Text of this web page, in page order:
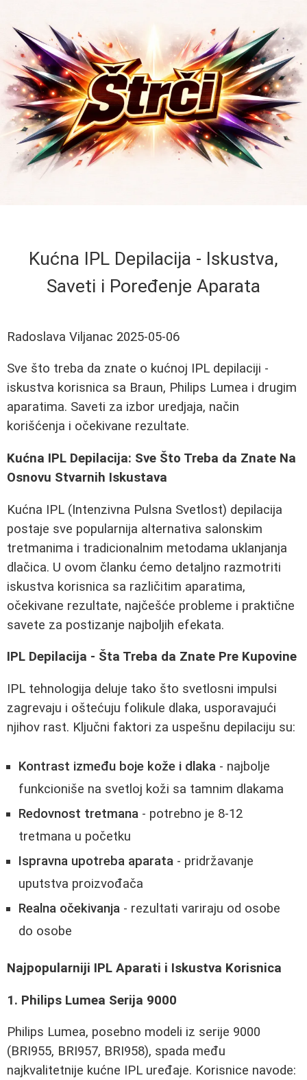
Kućna IPL Depilacija - Iskustva,
Saveti i Poređenje Aparata
Radoslava Viljanac 2025-05-06
Sve što treba da znate o kućnoj IPL depilaciji -
iskustva korisnica sa Braun, Philips Lumea i drugim
aparatima. Saveti za izbor uredjaja, način
korišćenja i očekivane rezultate.
Kućna IPL Depilacija: Sve Što Treba da Znate Na
Osnovu Stvarnih Iskustava
Kućna IPL (Intenzivna Pulsna Svetlost) depilacija
postaje sve popularnija alternativa salonskim
tretmanima i tradicionalnim metodama uklanjanja
dlačica. U ovom članku ćemo detaljno razmotriti
iskustva korisnica sa različitim aparatima,
očekivane rezultate, najčešće probleme i praktične
savete za postizanje najboljih efekata.
IPL Depilacija - Šta Treba da Znate Pre Kupovine
IPL tehnologija deluje tako što svetlosni impulsi
zagrevaju i oštećuju folikule dlaka, usporavajući
njihov rast. Ključni faktori za uspešnu depilaciju su:
Kontrast između boje kože i dlaka - najbolje
funkcioniše na svetloj koži sa tamnim dlakama
Redovnost tretmana - potrebno je 8-12
tretmana u početku
Ispravna upotreba aparata - pridržavanje
uputstva proizvođača
Realna očekivanja - rezultati variraju od osobe
do osobe
Najpopularniji IPL Aparati i Iskustva Korisnica
1. Philips Lumea Serija 9000
Philips Lumea, posebno modeli iz serije 9000
(BRI955, BRI957, BRI958), spada među
najkvalitetnije kućne IPL uređaje. Korisnice navode: